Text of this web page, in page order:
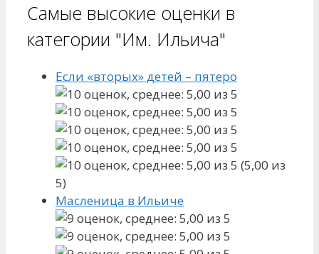
Самые высокие оценки в
категории "Им. Ильича"
Если «вторых» детей – пятеро
(5,00 из
5)
Масленица в Ильиче